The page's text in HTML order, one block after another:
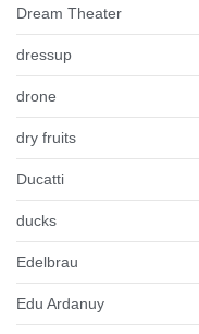
Dream Theater
dressup
drone
dry fruits
Ducatti
ducks
Edelbrau
Edu Ardanuy